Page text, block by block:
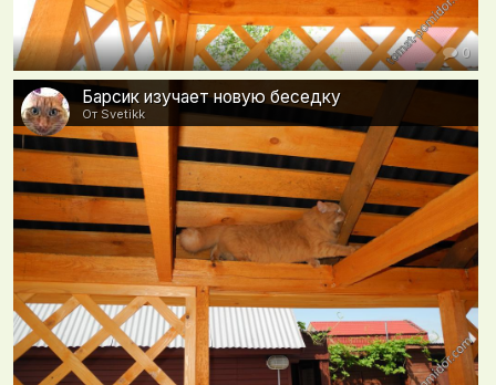
0
Барсик изучает новую беседку
От Svetikk